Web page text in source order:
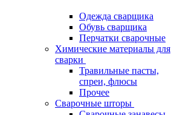
Одежда сварщика
Обувь сварщика
Перчатки сварочные
Химические материалы для
сварки
Травильные пасты,
спреи, флюсы
Прочее
Сварочные шторы